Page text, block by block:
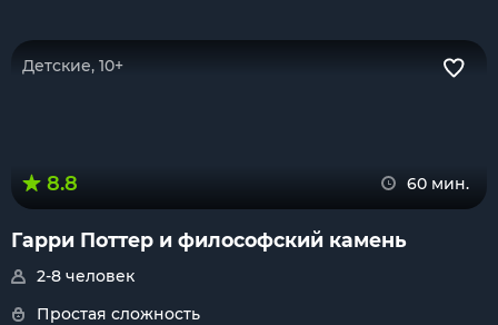
Детские, 10+
8.8 60 мин.
Гарри Поттер и философский камень
2-8 человек
Простая сложность